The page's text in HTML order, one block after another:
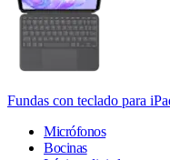
Fundas con teclado para
Micrófonos
Bocinas